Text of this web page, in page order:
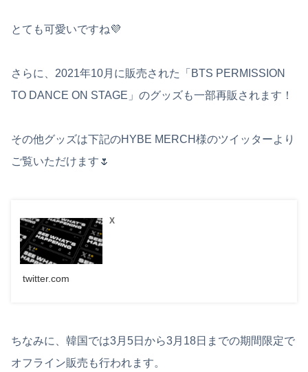
とても可愛いですね💜
さらに、2021年10月に販売された「BTS PERMISSION
TO DANCE ON STAGE」のグッズも一部再販されます！
その他グッズは下記のHYBE MERCH様のツイッターより
ご覧いただけます🌷
X
twitter.com
ちなみに、韓国では3月5日から3月18日までの期間限定で
オフライン販売も行われます。